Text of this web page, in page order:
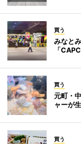
買う
みなと
「
買う
元町・
ャーが
買う